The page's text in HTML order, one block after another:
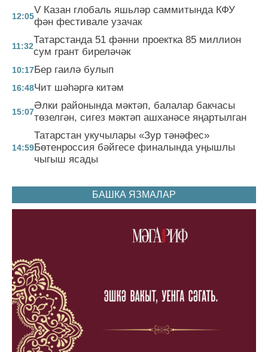
12:05
V Казан глобаль яшьләр саммитында КФУ
фән фестивале узачак
11:32
Татарстанда 51 фәнни проектка 85 миллион
сум грант биреләчәк
10:17Бер гаилә булып
16:48Чит шәһәргә китәм
15:07
Әлки районында мәктәп, балалар бакчасы
төзелгән, сигез мәктәп ашханәсе яңартылган
14:59
Татарстан укучылары «Зур тәнәфес»
Бөтенроссия бәйгесе финалында уңышлы
чыгыш ясады
БАШКА ЯЗМАЛАР